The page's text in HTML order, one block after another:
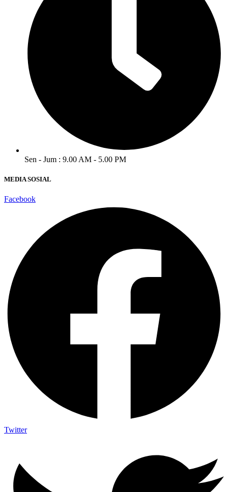
Sen - Jum : 9.00 AM - 5.00 PM
MEDIA SOSIAL
Facebook
Twitter